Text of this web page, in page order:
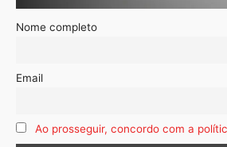
Nome completo
Email
Ao prosseguir, concordo com a